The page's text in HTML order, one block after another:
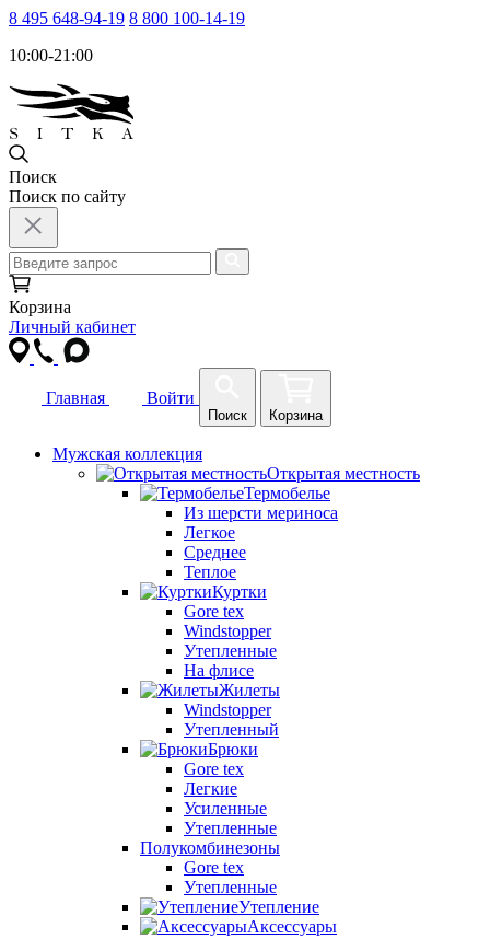
8 495 648-94-19 8 800 100-14-19
10:00-21:00
Поиск
Поиск по сайту
Корзина
Личный кабинет
Главная Войти
Поиск Корзина
Мужская коллекция
Открытая местность
Термобелье
Из шерсти мериноса
Легкое
Среднее
Теплое
Куртки
Gore tex
Windstopper
Утепленные
На флисе
Жилеты
Windstopper
Утепленный
Брюки
Gore tex
Легкие
Усиленные
Утепленные
Полукомбинезоны
Gore tex
Утепленные
Утепление
Аксессуары